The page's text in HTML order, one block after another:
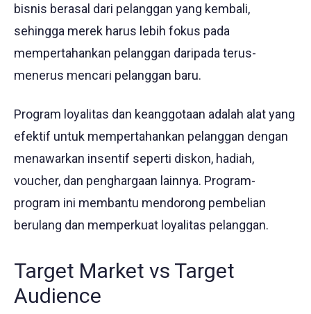
bisnis berasal dari pelanggan yang kembali,
sehingga merek harus lebih fokus pada
mempertahankan pelanggan daripada terus-
menerus mencari pelanggan baru.
Program loyalitas dan keanggotaan adalah alat yang
efektif untuk mempertahankan pelanggan dengan
menawarkan insentif seperti diskon, hadiah,
voucher, dan penghargaan lainnya. Program-
program ini membantu mendorong pembelian
berulang dan memperkuat loyalitas pelanggan.
Target Market vs Target
Audience